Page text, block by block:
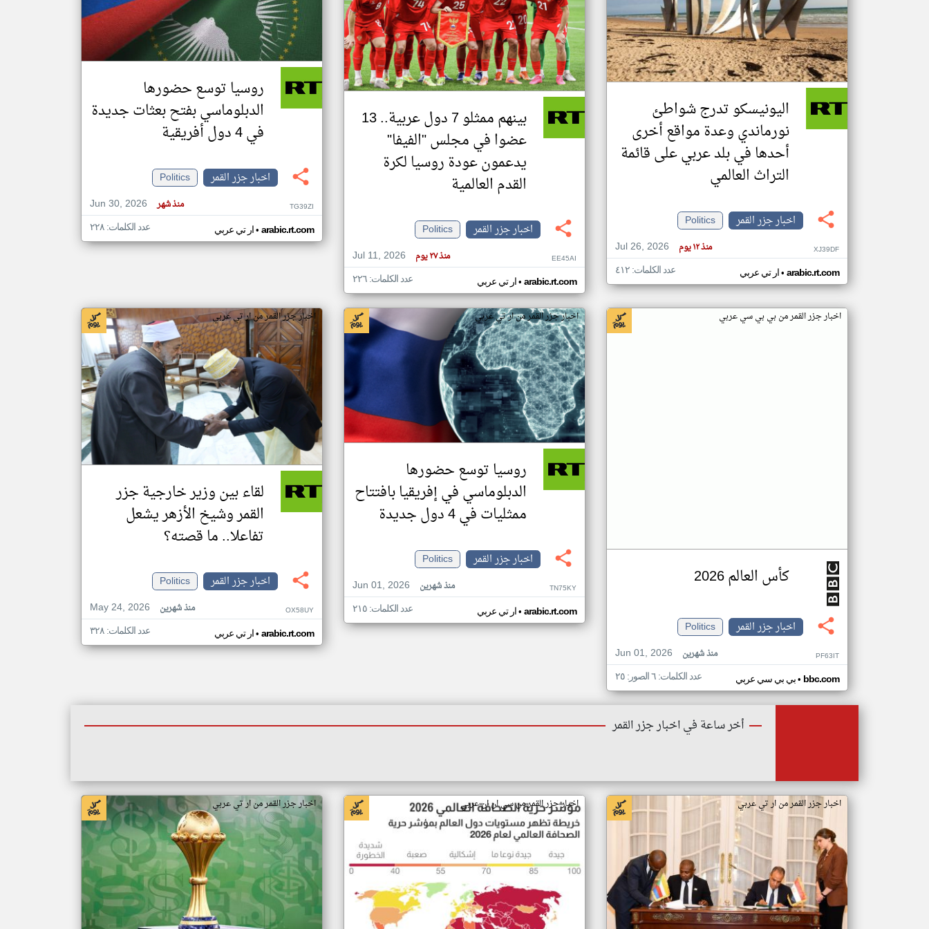
تغيير الدولة
اخبار جزر القمر على مدار الساعة
أهم اخبار جزر القمر العاجلة والمباشرة
اليونيسكو تدرج شواطئ
نورماندي وعدة مواقع أخرى
أحدها في بلد عربي على قائمة
التراث العالمي
اخبار جزر القمر
Politics
Jul 26, 2026
منذ ١٢ يوم XJ39DF
ار تي عربي• arabic.rt.com عدد الكلمات: ٤١٢
بينهم ممثلو 7 دول عربية.. 13
عضوا في مجلس "الفيفا"
يدعمون عودة روسيا لكرة
القدم العالمية
اخبار جزر القمر
Politics
Jul 11, 2026
منذ ٢٧ يوم EE45AI
ار تي عربي• arabic.rt.com عدد الكلمات: ٢٢٦
روسيا توسع حضورها
الدبلوماسي بفتح بعثات جديدة
في 4 دول أفريقية
اخبار جزر القمر
Politics
Jun 30, 2026
منذ شهر TG39ZI
ار تي عربي• arabic.rt.com عدد الكلمات: ٢٢٨
اخبار جزر القمر من بي بي سي عربي
كأس العالم 2026
اخبار جزر القمر
Politics
Jun 01, 2026
منذ شهرين PF63IT
بي بي سي عربي• bbc.com عدد الكلمات: ٦ الصور: ٢٥
اخبار جزر القمر من ار تي عربي
روسيا توسع حضورها
الدبلوماسي في إفريقيا بافتتاح
ممثليات في 4 دول جديدة
اخبار جزر القمر
Politics
Jun 01, 2026
منذ شهرين TN75KY
ار تي عربي• arabic.rt.com عدد الكلمات: ٢١٥
اخبار جزر القمر من ار تي عربي
لقاء بين وزير خارجية جزر
القمر وشيخ الأزهر يشعل
تفاعلا.. ما قصته؟
اخبار جزر القمر
Politics
May 24, 2026
منذ شهرين OX58UY
ار تي عربي• arabic.rt.com عدد الكلمات: ٣٢٨
أخر ساعة في اخبار جزر القمر
اخبار جزر القمر من ار تي عربي اخبار جزر القمر من سي ان ان عربي اخبار جزر القمر من ار تي عربي
klyoum.com